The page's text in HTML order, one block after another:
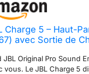
Charge 5 – Haut-
avec Sortie de
JBL Original Pro Sound
vous. Le JBL Charge 5